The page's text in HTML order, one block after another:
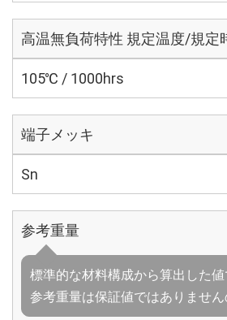
高温無負荷特性 規定温度/規定
105℃ / 1000hrs
端子メッキ
Sn
参考重量
標準的な材料構成から算出した値
参考重量は保証値ではありません